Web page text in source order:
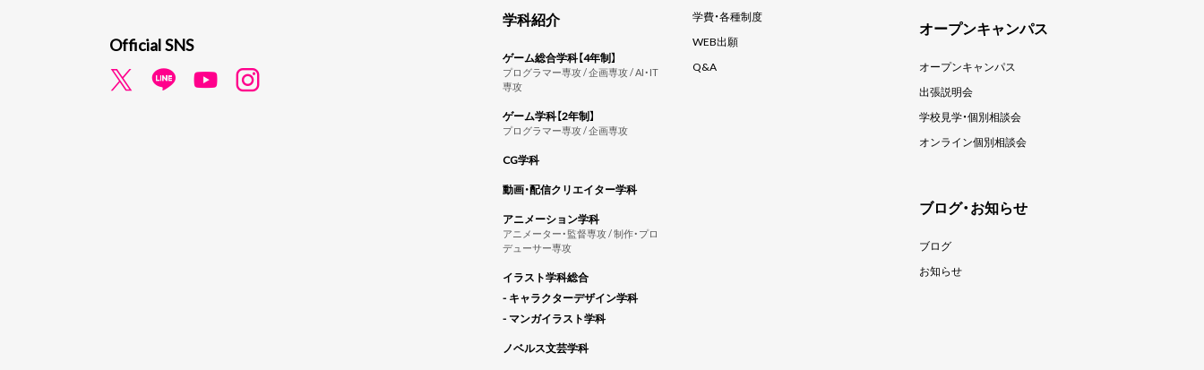
学科紹介
ゲーム総合学科【4年制】
プログラマー専攻 / 企画専攻 / AI・IT
専攻
ゲーム学科【2年制】
プログラマー専攻 / 企画専攻
CG学科
動画・配信クリエイター学科
アニメーション学科
アニメーター・監督専攻 / 制作・プロ
デューサー専攻
イラスト学科総合
- キャラクターデザイン学科
- マンガイラスト学科
ノベルス文芸学科
学費・各種制度
WEB出願
Q&A
オープンキャンパス
オープンキャンパス
出張説明会
学校見学・個別相談会
オンライン個別相談会
ブログ・お知らせ
ブログ
お知らせ
Official SNS